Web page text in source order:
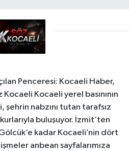
Penceresi: Kocaeli Haber,
Kocaeli yerel basınının
şehrin nabzını tutan tarafsız
buluşuyor. İzmit’ten
kadar Kocaeli’nin dört
anbean sayfalarımıza